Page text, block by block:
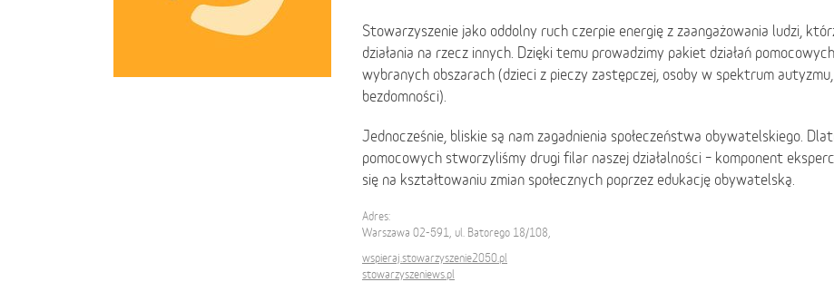
Stowarzyszenie jako oddolny ruch czerpie energię z zaangażowania ludzi,
działania na rzecz innych. Dzięki temu prowadzimy pakiet działań
wybranych obszarach (dzieci z pieczy zastępczej, osoby w spektrum
bezdomności).
Jednocześnie, bliskie są nam zagadnienia społeczeństwa obywatelskiego.
pomocowych stworzyliśmy drugi filar naszej działalności – komponent
się na kształtowaniu zmian społecznych poprzez edukację obywatelską.
Adres:
Warszawa 02-591, ul. Batorego 18/108,
wspieraj.stowarzyszenie2050.pl
stowarzyszeniews.pl